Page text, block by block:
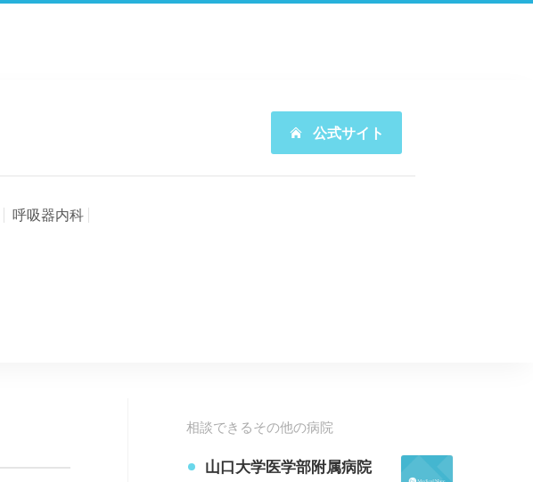
公式サイト
呼吸器内科
相談できるその他の病院
山口大学医学部附属病院